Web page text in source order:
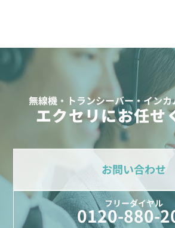
無線機・トランシーバー・イン
エクセリにお任せ
お問い合わせ
フリーダイヤル
0120-880-